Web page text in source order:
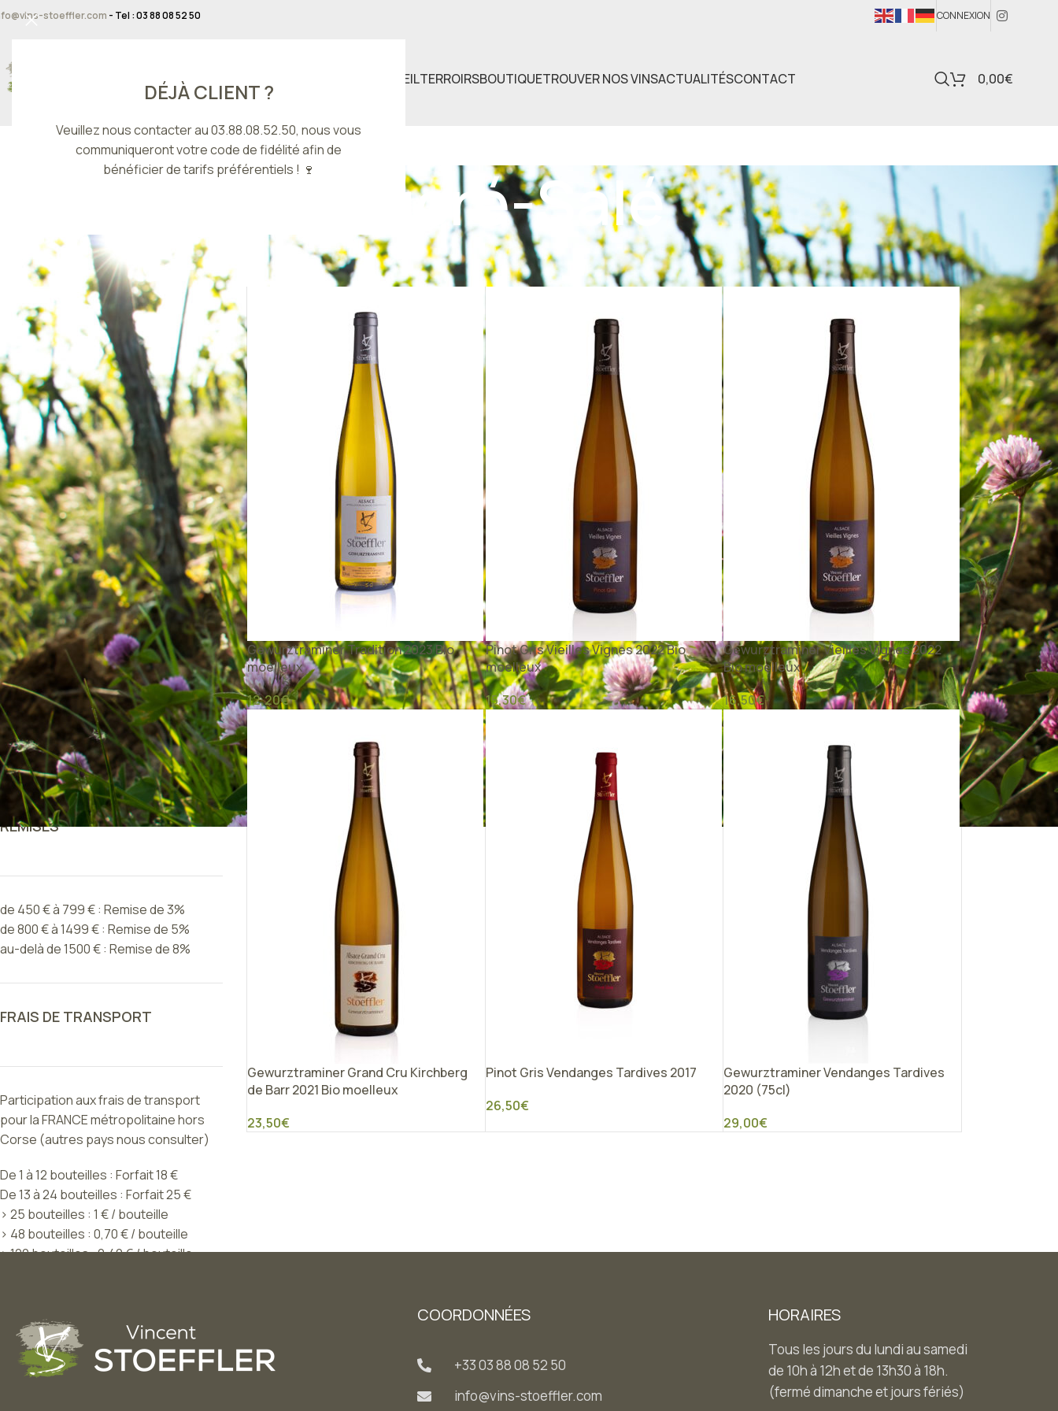
DÉJÀ CLIENT ?
Veuillez nous contacter au 03.88.08.52.50, nous vous
communiqueront votre code de fidélité afin de
bénéficier de tarifs préférentiels ! 🍷
stoeffler.com - Tel : 03 88 08 52 50 CONNEXION
ACCUEILTERROIRSBOUTIQUETROUVER NOS VINSACTUALITÉSCONTACT 0,00€
Sucré-Salé
TYPE DE VIN
Crémants d’Alsace
Blancs secs
Blancs demi-secs
Blancs moelleux
Rouges
Vins Natures
Vins Oxydatifs
Eaux de vie
CATÉGORIE DE VIN
Crémants d’Alsace
Alsace Tradition
Lieux-dits & Grands Crus
Vieilles Vignes
Vendanges Tardives
Pinots Noirs
Vins Natures
Eaux de Vie
REMISES
de 450 € à 799 € : Remise de 3%
de 800 € à 1499 € : Remise de 5%
au-delà de 1500 € : Remise de 8%
FRAIS DE TRANSPORT
Participation aux frais de transport
pour la FRANCE métropolitaine hors
Corse (autres pays nous consulter)
De 1 à 12 bouteilles : Forfait 18 €
De 13 à 24 bouteilles : Forfait 25 €
> 25 bouteilles : 1 € / bouteille
> 48 bouteilles : 0,70 € / bouteille
> 120 bouteilles : 0,40 € / bouteille
Accueil Produits identifiés “Sucré-Salé” Voir 12 24
Gewurztraminer Tradition 2023 Bio
moelleux
12,20€
Pinot Gris Vieilles Vignes 2022 Bio
moelleux
15,30€
Gewurztraminer Vieilles Vignes 2022
Bio moelleux
16,50€
Gewurztraminer Grand Cru Kirchberg
de Barr 2021 Bio moelleux
23,50€
Pinot Gris Vendanges Tardives 2017
26,50€
Gewurztraminer Vendanges Tardives
2020 (75cl)
29,00€
COORDONNÉES
+33 03 88 08 52 50
info@vins-stoeffler.com
HORAIRES
Tous les jours du lundi au samedi
de 10h à 12h et de 13h30 à 18h.
(fermé dimanche et jours fériés)